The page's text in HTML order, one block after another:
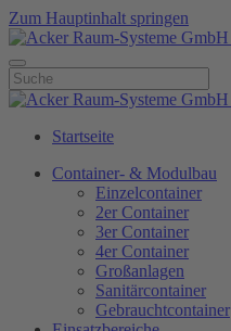
Zum Hauptinhalt springen
Startseite
Container- & Modulbau
Einzelcontainer
2er Container
3er Container
4er Container
Großanlagen
Sanitärcontainer
Gebrauchtcontainer